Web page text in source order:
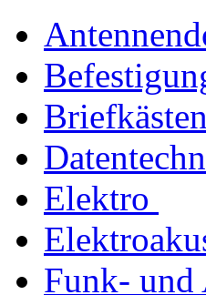
Elektro
Funk- und